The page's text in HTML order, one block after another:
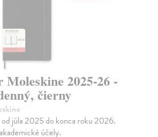
Moleskine 2025-26 -
čierny
júla 2025 do konca roku 2026.
účely.